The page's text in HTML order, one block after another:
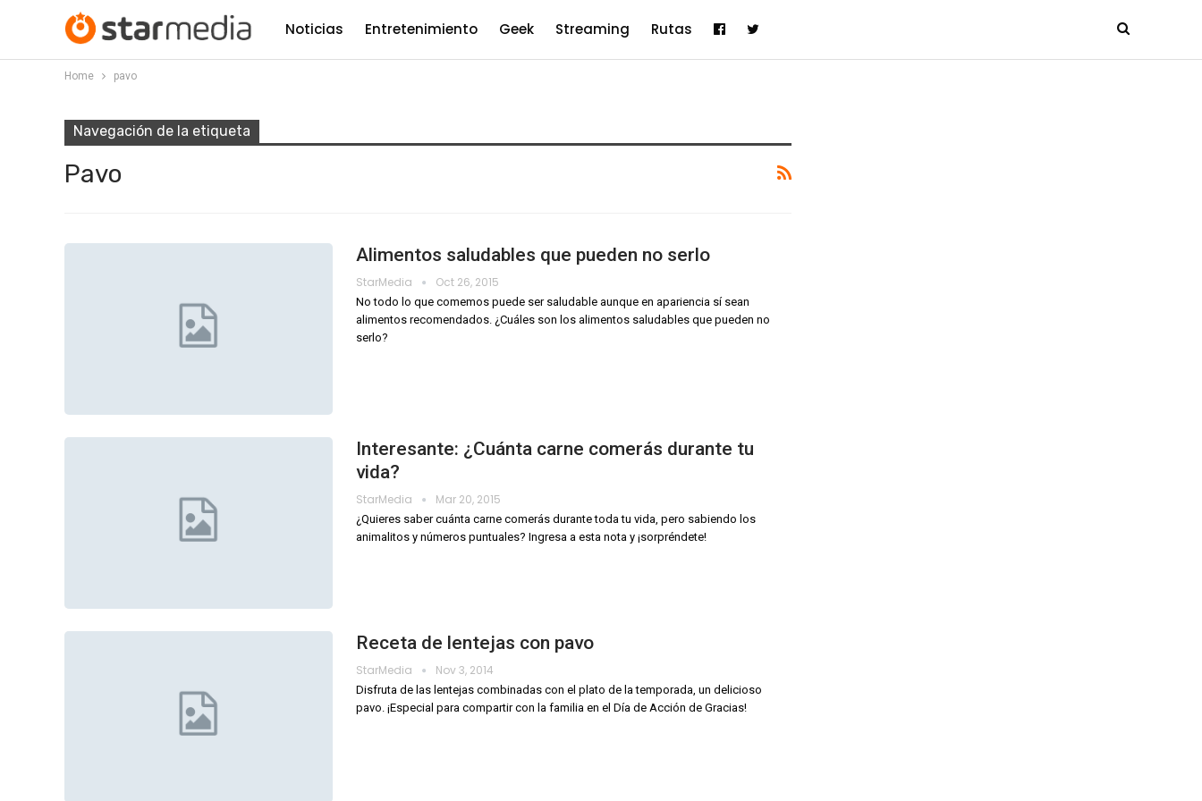
Noticias Entretenimiento Geek Streaming Rutas
Home pavo
Navegación de la etiqueta
Pavo
Alimentos saludables que pueden no serlo
StarMedia Oct 26, 2015
No todo lo que comemos puede ser saludable aunque en apariencia sí sean
alimentos recomendados. ¿Cuáles son los alimentos saludables que pueden no
serlo?
Interesante: ¿Cuánta carne comerás durante tu
vida?
StarMedia Mar 20, 2015
¿Quieres saber cuánta carne comerás durante toda tu vida, pero sabiendo los
animalitos y números puntuales? Ingresa a esta nota y ¡sorpréndete!
Receta de lentejas con pavo
StarMedia Nov 3, 2014
Disfruta de las lentejas combinadas con el plato de la temporada, un delicioso
pavo. ¡Especial para compartir con la familia en el Día de Acción de Gracias!